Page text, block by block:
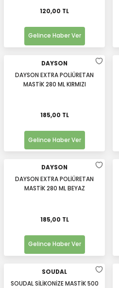
120,00 TL
Gelince Haber Ver
DAYSON
DAYSON EXTRA POLİÜRETAN
MASTİK 280 ML KIRMIZI
185,00 TL
Gelince Haber Ver
DAYSON
DAYSON EXTRA POLİÜRETAN
MASTİK 280 ML BEYAZ
185,00 TL
Gelince Haber Ver
SOUDAL
SOUDAL SİLİKONİZE MASTİK 500